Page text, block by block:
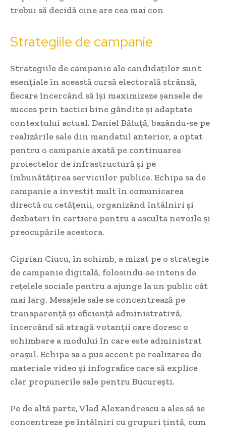
trebui să decidă cine are cea mai con
Strategiile de campanie
Strategiile de campanie ale candidaților sunt
esențiale în această cursă electorală strânsă,
fiecare încercând să își maximizeze șansele de
succes prin tactici bine gândite și adaptate
contextului actual. Daniel Băluță, bazându-se pe
realizările sale din mandatul anterior, a optat
pentru o campanie axată pe continuarea
proiectelor de infrastructură și pe
îmbunătățirea serviciilor publice. Echipa sa de
campanie a investit mult în comunicarea
directă cu cetățenii, organizând întâlniri și
dezbateri în cartiere pentru a asculta nevoile și
preocupările acestora.
Ciprian Ciucu, în schimb, a mizat pe o strategie
de campanie digitală, folosindu-se intens de
rețelele sociale pentru a ajunge la un public cât
mai larg. Mesajele sale se concentrează pe
transparență și eficiență administrativă,
încercând să atragă votanții care doresc o
schimbare a modului în care este administrat
orașul. Echipa sa a pus accent pe realizarea de
materiale video și infografice care să explice
clar propunerile sale pentru București.
Pe de altă parte, Vlad Alexandrescu a ales să se
concentreze pe întâlniri cu grupuri țintă, cum